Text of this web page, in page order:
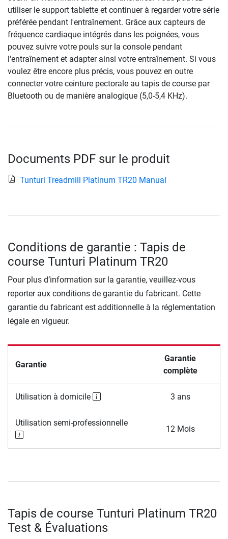
utiliser le support tablette et continuer à regarder votre série
préférée pendant l'entraînement. Grâce aux capteurs de
fréquence cardiaque intégrés dans les poignées, vous
pouvez suivre votre pouls sur la console pendant
l'entraînement et adapter ainsi votre entraînement. Si vous
voulez être encore plus précis, vous pouvez en outre
connecter votre ceinture pectorale au tapis de course par
Bluetooth ou de manière analogique (5,0-5,4 KHz).
Documents PDF sur le produit
Tunturi Treadmill Platinum TR20 Manual
Conditions de garantie : Tapis de
course Tunturi Platinum TR20
Pour plus d’information sur la garantie, veuillez-vous
reporter aux conditions de garantie du fabricant. Cette
garantie du fabricant est additionnelle à la réglementation
légale en vigueur.
Garantie
Garantie
complète
Utilisation à domicile 3 ans
Utilisation semi-professionnelle
12 Mois
Tapis de course Tunturi Platinum TR20
Test & Évaluations